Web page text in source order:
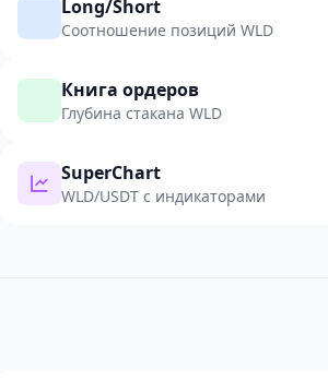
Long/Short
Соотношение позиций WLD
Книга ордеров
Глубина стакана WLD
SuperChart
WLD/USDT с индикаторами